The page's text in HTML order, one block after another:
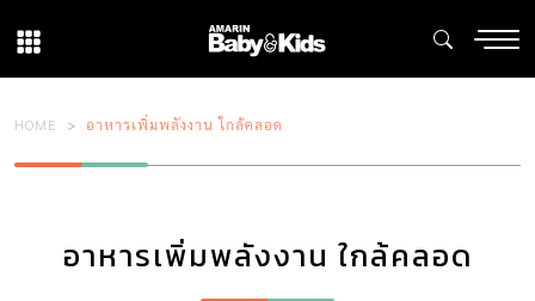
HOME อาหารเพิ่มพลังงาน ใกล้คลอด
อาหารเพิ่มพลังงาน ใกล้คลอด